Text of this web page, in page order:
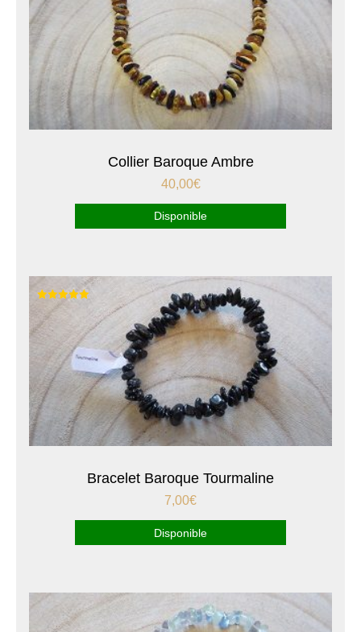
Collier Baroque Ambre
40,00€
Disponible
Bracelet Baroque Tourmaline
Note
5.00
sur 5
7,00€
Disponible